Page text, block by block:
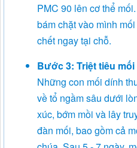
PMC 90 lên cơ thể
bám chặt vào mình
chết ngay tại chỗ.
Bước 3: Triệt tiêu
Những con mối dính
về tổ ngầm sâu dưới
xúc, bớm mồi và lây
đàn mối, bao gồm cả